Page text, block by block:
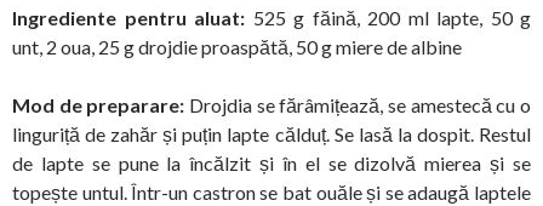
Ingrediente pentru aluat: 525 g făină, 200 ml lapte, 50 g
unt, 2 oua, 25 g drojdie proaspătă, 50 g miere de albine
Mod de preparare: Drojdia se fărâmițează, se amestecă cu o
linguriță de zahăr și puțin lapte călduț. Se lasă la dospit. Restul
de lapte se pune la încălzit și în el se dizolvă mierea și se
topește untul. Într-un castron se bat ouăle și se adaugă laptele